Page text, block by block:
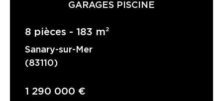
GARAGES PISCINE
8 pièces - 183 m²
Sanary-sur-Mer
(83110)
1 290 000 €